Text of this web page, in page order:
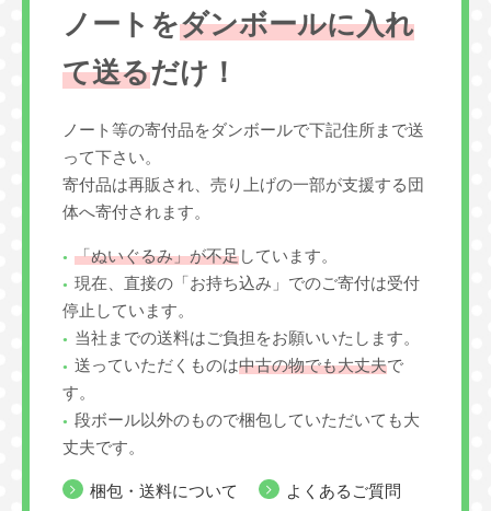
ノートをダンボールに入れ
て送るだけ！
ノート等の寄付品をダンボールで下記住所まで送
って下さい。
寄付品は再販され、売り上げの一部が支援する団
体へ寄付されます。
「ぬいぐるみ」が不足しています。
現在、直接の「お持ち込み」でのご寄付は受付
停止しています。
当社までの送料はご負担をお願いいたします。
送っていただくものは中古の物でも大丈夫で
す。
段ボール以外のもので梱包していただいても大
丈夫です。
梱包・送料について
よくあるご質問